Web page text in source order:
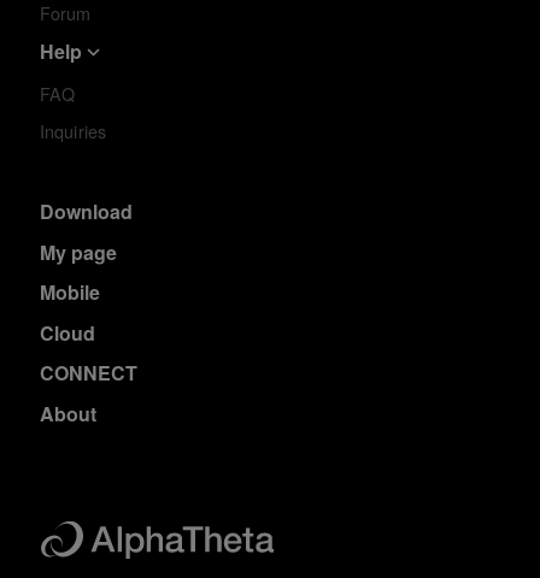
Forum
Help
FAQ
Inquiries
Download
My page
Mobile
Cloud
CONNECT
About